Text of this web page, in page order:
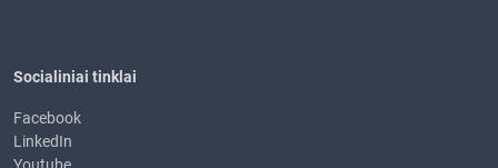
Socialiniai tinklai
Facebook
LinkedIn
Youtube